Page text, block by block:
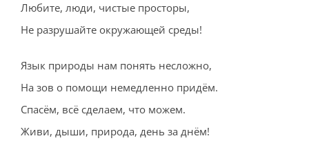
Любите, люди, чистые просторы,
Не разрушайте окружающей среды!
Язык природы нам понять несложно,
На зов о помощи немедленно придём.
Спасём, всё сделаем, что можем.
Живи, дыши, природа, день за днём!